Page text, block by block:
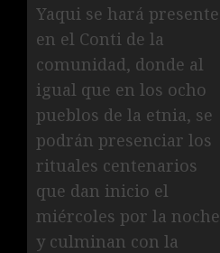
Yaqui se hará presente
en el Conti de la
comunidad, donde al
igual que en los ocho
pueblos de la etnia, se
podrán presenciar los
rituales centenarios
que dan inicio el
miércoles por la noche
y culminan con la